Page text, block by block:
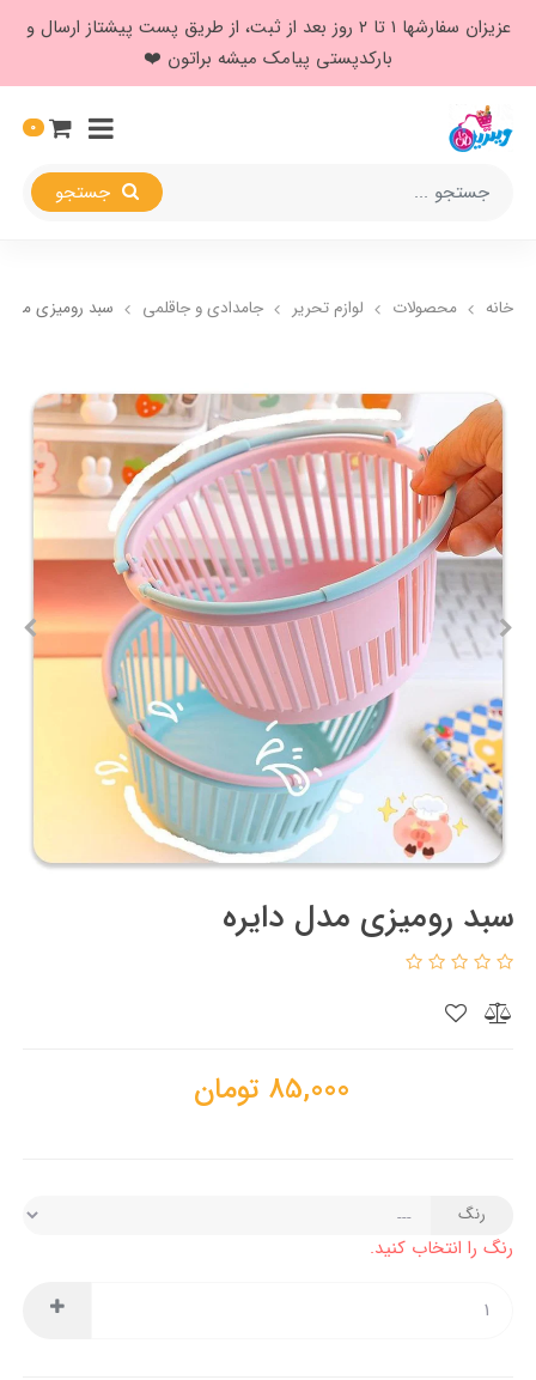
عزیزان سفارشها ۱ تا ۲ روز بعد از ثبت، از طریق پست پیشتاز ارسال و
بارکدپستی پیامک میشه براتون ❤️
0
خانه محصولات لوازم تحریر جامدادی و جاقلمی سبد رومیزی مدل
سبد رومیزی مدل دایره
85,000 تومان
رنگ
رنگ را انتخاب کنید.